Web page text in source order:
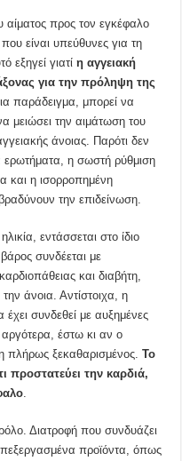
αίματος προς τον εγκέφαλο
είναι υπεύθυνες για τη
εξηγεί γιατίη αγγειακή
για την πρόληψη της
παράδειγμα, μπορεί να
μειώσει την αιμάτωση του
άνοιας. Παρότι δεν
ερωτήματα, η σωστή ρύθμιση
και η ισορροπημένη
την επιδείνωση.
εντάσσεται στο ίδιο
συνδέεται με
και διαβήτη,
άνοια. Αντίστοιχα, η
συνδεθεί με αυξημένες
αργότερα, έστω κι αν ο
πλήρως ξεκαθαρισμένος.Το
προστατεύει την καρδιά,
Διατροφή που συνδυάζει
προϊόντα, όπως